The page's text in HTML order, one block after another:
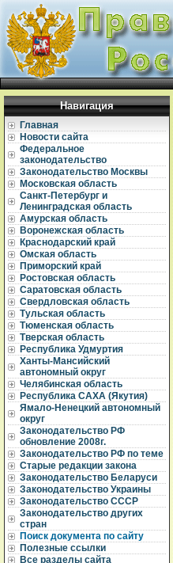
Навигация
Главная
Новости сайта
Федеральное
законодательство
Законодательство Москвы
Московская область
Санкт-Петербург и
Ленинградская область
Амурская область
Воронежская область
Краснодарский край
Омская область
Приморский край
Ростовская область
Саратовская область
Свердловская область
Тульская область
Тюменская область
Тверская область
Республика Удмуртия
Ханты-Мансийский
автономный округ
Челябинская область
Республика САХА (Якутия)
Ямало-Ненецкий автономный
округ
Законодательство РФ
обновление 2008г.
Законодательство РФ по теме
Старые редакции закона
Законодательство Беларуси
Законодательство Украины
Законодательство СССР
Законодательство других
стран
Поиск документа по сайту
Полезные ссылки
Все разделы сайта